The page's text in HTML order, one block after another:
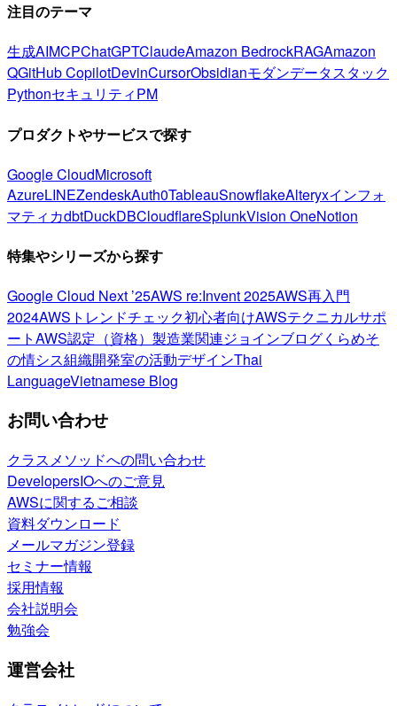
注目のテーマ
生成AIMCPChatGPTClaudeAmazon BedrockRAGAmazon
QGitHub CopilotDevinCursorObsidianモダンデータスタック
PythonセキュリティPM
プロダクトやサービスで探す
Google CloudMicrosoft
AzureLINEZendeskAuth0TableauSnowflakeAlteryxインフォ
マティカdbtDuckDBCloudflareSplunkVision OneNotion
特集やシリーズから探す
Google Cloud Next ’25AWS re:Invent 2025AWS再入門
2024AWSトレンドチェック初心者向けAWSテクニカルサポ
ートAWS認定（資格） 製造業関連ジョインブログくらめそ
の情シス組織開発室の活動デザインThai
LanguageVietnamese Blog
お問い合わせ
クラスメソッドへの問い合わせ
DevelopersIOへのご意見
AWSに関するご相談
資料ダウンロード
メールマガジン登録
セミナー情報
採用情報
会社説明会
勉強会
運営会社